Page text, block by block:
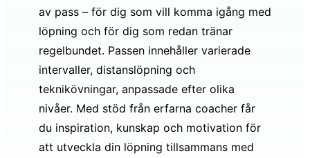
av pass – för dig som vill komma igång med
löpning och för dig som redan tränar
regelbundet. Passen innehåller varierade
intervaller, distanslöpning och
teknikövningar, anpassade efter olika
nivåer. Med stöd från erfarna coacher får
du inspiration, kunskap och motivation för
att utveckla din löpning tillsammans med